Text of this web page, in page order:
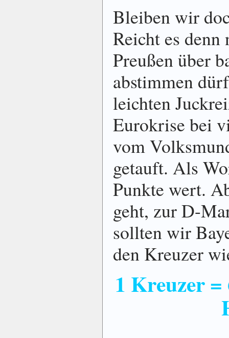
Bleiben wir
Reicht es denn
Preußen über
abstimmen
leichten
Eurokrise bei
vom
getauft. Als
Punkte wert.
geht, zur D-
sollten wir
den Kreuzer
1 Kreuzer =